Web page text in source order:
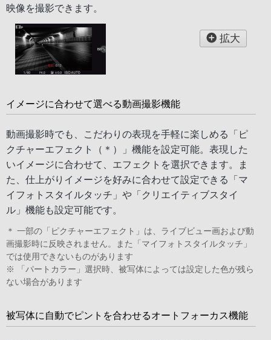
映像を撮影できます。
拡大
イメージに合わせて選べる動画撮影機能
動画撮影時でも、こだわりの表現を手軽に楽しめる「ピ
クチャーエフェクト（＊）」機能を設定可能。表現した
いイメージに合わせて、エフェクトを選択できます。ま
た、仕上がりイメージを好みに合わせて設定できる「マ
イフォトスタイルタッチ」や「クリエイティブスタイ
ル」機能も設定可能です。
＊ 一部の「ピクチャーエフェクト」は、ライブビュー画および動
画撮影時に反映されません。また「マイフォトスタイルタッチ」
では使用できないものがあります
※ 「パートカラー」選択時、被写体によっては設定した色が残ら
ない場合があります
被写体に自動でピントを合わせるオートフォーカス機能